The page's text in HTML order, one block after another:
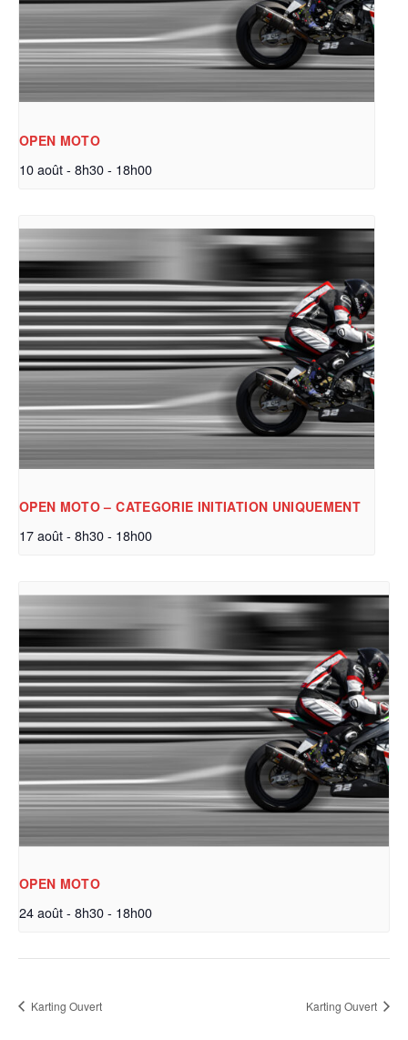
OPEN MOTO
10 août - 8h30- 18h00
OPEN MOTO – CATEGORIE INITIATION UNIQUEMENT
17 août - 8h30- 18h00
OPEN MOTO
24 août - 8h30- 18h00
Karting Ouvert Karting Ouvert